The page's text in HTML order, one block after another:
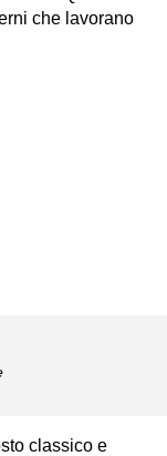
che lavorano
classico e